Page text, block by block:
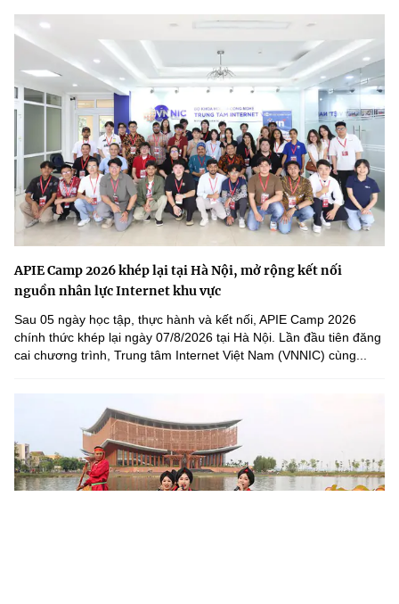
APIE Camp 2026 khép lại tại Hà Nội, mở rộng kết nối
nguồn nhân lực Internet khu vực
Sau 05 ngày học tập, thực hành và kết nối, APIE Camp 2026
chính thức khép lại ngày 07/8/2026 tại Hà Nội. Lần đầu tiên đăng
cai chương trình, Trung tâm Internet Việt Nam (VNNIC) cùng...